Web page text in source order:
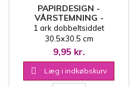
PAPIRDESIGN -
VÅRSTEMNING -
STEMORSBLOMST, BLÅ -
PD1900018
1 ark dobbeltsiddet
30.5x30.5 cm
9,95 kr.
 Læg i indkøbskurv